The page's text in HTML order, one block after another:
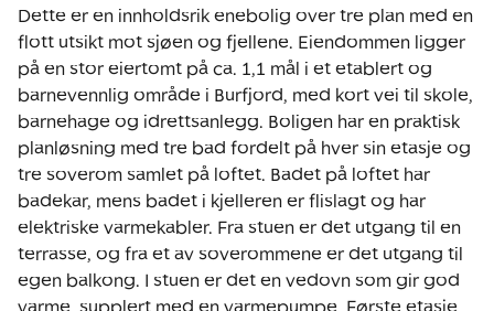
Dette er en innholdsrik enebolig over tre plan med en
flott utsikt mot sjøen og fjellene. Eiendommen ligger
på en stor eiertomt på ca. 1,1 mål i et etablert og
barnevennlig område i Burfjord, med kort vei til skole,
barnehage og idrettsanlegg. Boligen har en praktisk
planløsning med tre bad fordelt på hver sin etasje og
tre soverom samlet på loftet. Badet på loftet har
badekar, mens badet i kjelleren er flislagt og har
elektriske varmekabler. Fra stuen er det utgang til en
terrasse, og fra et av soverommene er det utgang til
egen balkong. I stuen er det en vedovn som gir god